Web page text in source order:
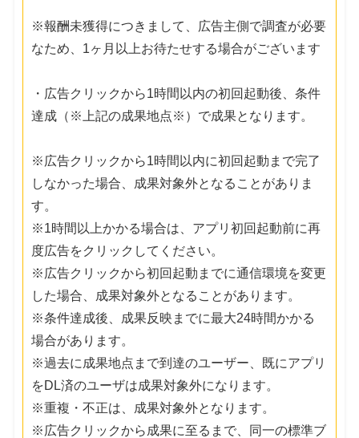
※報酬未獲得につきまして、広告主側で調査が必要
なため、1ヶ月以上お待たせする場合がございます
・広告クリックから1時間以内の初回起動後、条件
達成（※上記の成果地点※）で成果となります。
※広告クリックから1時間以内に初回起動まで完了
しなかった場合、成果対象外となることがありま
す。
※1時間以上かかる場合は、アプリ初回起動前に再
度広告をクリックしてください。
※広告クリックから初回起動までに通信環境を変更
した場合、成果対象外となることがあります。
※条件達成後、成果反映までに最大24時間かかる
場合があります。
※過去に成果地点まで到達のユーザー、既にアプリ
をDL済のユーザは成果対象外になります。
※重複・不正は、成果対象外となります。
※広告クリックから成果に至るまで、同一の標準ブ